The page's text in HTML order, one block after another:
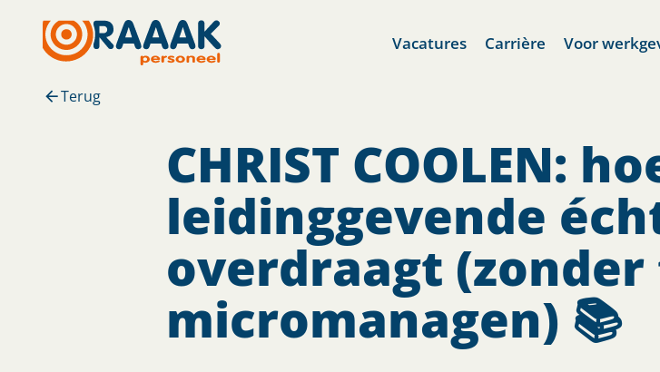
Vacatures Carrière Voor
Terug
CHRIST COOLEN:
leidinggevende
overdraagt (zonder
micromanagen) 📚